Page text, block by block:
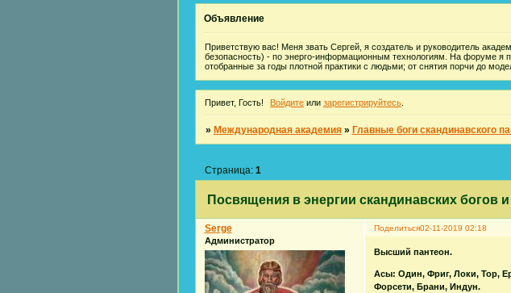
Объявление
Приветствую вас! Меня звать Сергей, я создатель и руководитель
безопасность) - по энерго-информационным технологиям. На форуме я
отобранные за годы плотной практики с людьми; от снятия порчи до
Привет, Гость! Войдите или зарегистрируйтесь
» Международная академия » Главные боги скандинавского
Посвящения в энергии скандинавских богов
Страница: 1
Поделиться02-11-2019 02:18
Serge
Администратор
Высший пантеон.
Асы: Один, Фриг, Локи, Тор,
Форсети, Брани, Индун.